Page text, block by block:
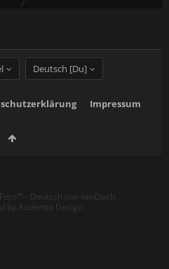
Deutsch [Du]
Impressum
- Deutsch von xenDach
by Audentio Design.